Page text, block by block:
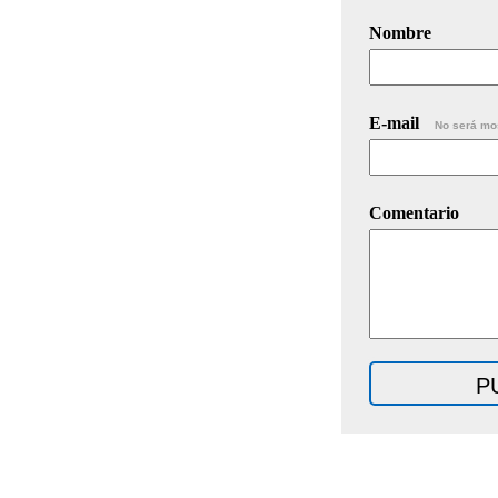
Nombre
E-mail No será
Comentario